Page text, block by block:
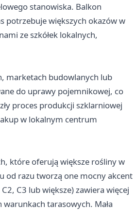
stanowiska. Balkon
potrzebuje większych okazów w
ze szkółek lokalnych,
marketach budowlanych lub
do uprawy pojemnikowej, co
proces produkcji szklarniowej
w lokalnym centrum
które oferują większe rośliny w
od razu tworzą one mocny akcent
C3 lub większe) zawiera więcej
tarasowych. Mała